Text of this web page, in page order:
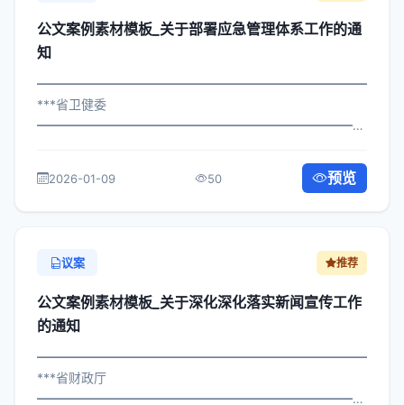
公文案例素材模板_关于部署应急管理体系工作的通
知
***省卫健委
直属机构： 为深入贯彻落实习近平总书...
2026-01-09 50 预览
议案 推荐
公文案例素材模板_关于深化深化落实新闻宣传工作
的通知
***省财政厅